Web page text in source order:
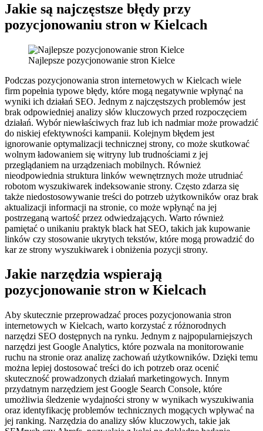
Jakie są najczęstsze błędy przy
pozycjonowaniu stron w Kielcach
Najlepsze pozycjonowanie stron Kielce
Podczas pozycjonowania stron internetowych w Kielcach wiele
firm popełnia typowe błędy, które mogą negatywnie wpłynąć na
wyniki ich działań SEO. Jednym z najczęstszych problemów jest
brak odpowiedniej analizy słów kluczowych przed rozpoczęciem
działań. Wybór niewłaściwych fraz lub ich nadmiar może prowadzić
do niskiej efektywności kampanii. Kolejnym błędem jest
ignorowanie optymalizacji technicznej strony, co może skutkować
wolnym ładowaniem się witryny lub trudnościami z jej
przeglądaniem na urządzeniach mobilnych. Również
nieodpowiednia struktura linków wewnętrznych może utrudniać
robotom wyszukiwarek indeksowanie strony. Często zdarza się
także niedostosowywanie treści do potrzeb użytkowników oraz brak
aktualizacji informacji na stronie, co może wpłynąć na jej
postrzeganą wartość przez odwiedzających. Warto również
pamiętać o unikaniu praktyk black hat SEO, takich jak kupowanie
linków czy stosowanie ukrytych tekstów, które mogą prowadzić do
kar ze strony wyszukiwarek i obniżenia pozycji strony.
Jakie narzędzia wspierają
pozycjonowanie stron w Kielcach
Aby skutecznie przeprowadzać proces pozycjonowania stron
internetowych w Kielcach, warto korzystać z różnorodnych
narzędzi SEO dostępnych na rynku. Jednym z najpopularniejszych
narzędzi jest Google Analytics, które pozwala na monitorowanie
ruchu na stronie oraz analizę zachowań użytkowników. Dzięki temu
można lepiej dostosować treści do ich potrzeb oraz ocenić
skuteczność prowadzonych działań marketingowych. Innym
przydatnym narzędziem jest Google Search Console, które
umożliwia śledzenie wydajności strony w wynikach wyszukiwania
oraz identyfikację problemów technicznych mogących wpływać na
jej ranking. Narzędzia do analizy słów kluczowych, takie jak